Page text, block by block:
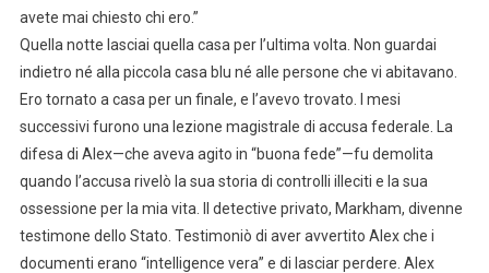
avete mai chiesto chi ero.”
Quella notte lasciai quella casa per l’ultima volta. Non guardai
indietro né alla piccola casa blu né alle persone che vi abitavano.
Ero tornato a casa per un finale, e l’avevo trovato. I mesi
successivi furono una lezione magistrale di accusa federale. La
difesa di Alex—che aveva agito in “buona fede”—fu demolita
quando l’accusa rivelò la sua storia di controlli illeciti e la sua
ossessione per la mia vita. Il detective privato, Markham, divenne
testimone dello Stato. Testimoniò di aver avvertito Alex che i
documenti erano “intelligence vera” e di lasciar perdere. Alex